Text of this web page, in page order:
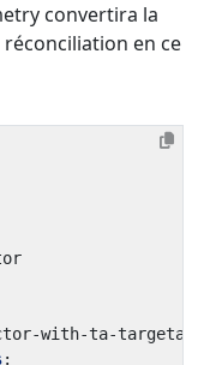
convertira la
en ce
with-ta-
: